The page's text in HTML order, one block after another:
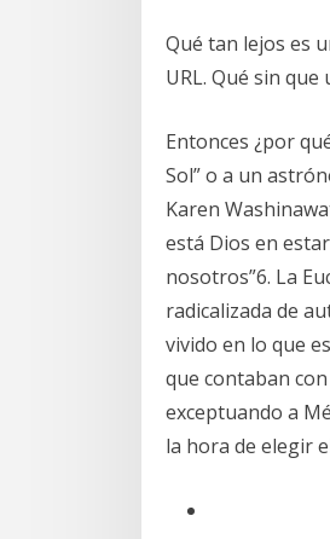
Qué tan lejos es
URL. Qué sin
Entonces ¿por
Sol” o a un
Karen
está Dios en
nosotros”6. La
radicalizada de
vivido en lo que
que contaban
exceptuando a
la hora de elegir